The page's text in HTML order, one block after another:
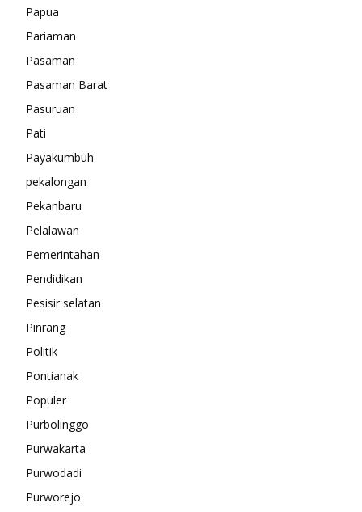
Papua
Pariaman
Pasaman
Pasaman Barat
Pasuruan
Pati
Payakumbuh
pekalongan
Pekanbaru
Pelalawan
Pemerintahan
Pendidikan
Pesisir selatan
Pinrang
Politik
Pontianak
Populer
Purbolinggo
Purwakarta
Purwodadi
Purworejo